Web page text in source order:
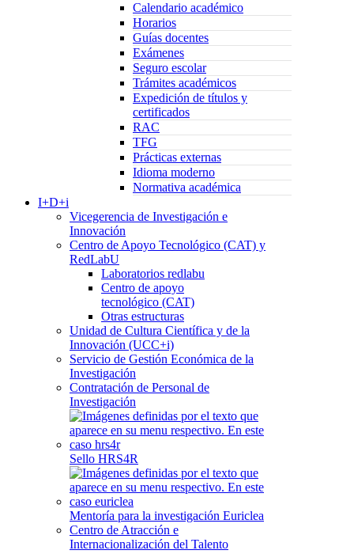
Calendario académico
Horarios
Guías docentes
Exámenes
Seguro escolar
Trámites académicos
Expedición de títulos y
certificados
RAC
TFG
Prácticas externas
Idioma moderno
Normativa académica
I+D+i
Vicegerencia de Investigación e
Innovación
Centro de Apoyo Tecnológico (CAT) y
RedLabU
Laboratorios redlabu
Centro de apoyo
tecnológico (CAT)
Otras estructuras
Unidad de Cultura Científica y de la
Innovación (UCC+i)
Servicio de Gestión Económica de la
Investigación
Contratación de Personal de
Investigación
Sello HRS4R
Mentoría para la investigación Euriclea
Centro de Atracción e
Internacionalización del Talento